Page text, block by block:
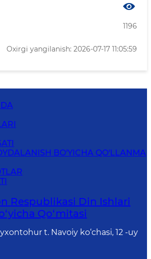
1196
Oxirgi yangilanish: 2026-07-17 11:05:59
BO'YICHA QO'LLANMA
Respublikаsi Din Ishlаri
Qo‘mitаsi
t. Navoiy ko‘chasi, 12 -uy